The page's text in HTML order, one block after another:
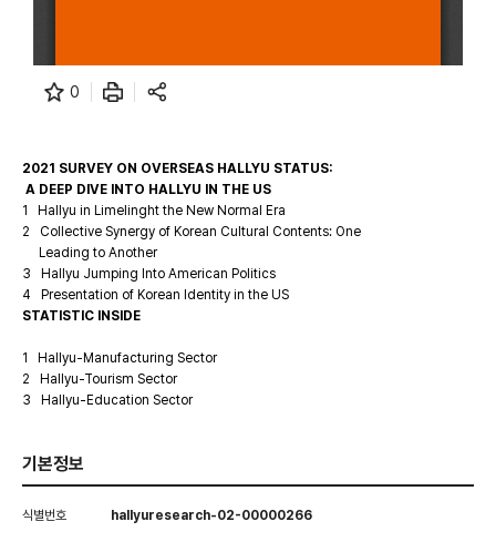
0
2021 SURVEY ON OVERSEAS HALLYU STATUS:
A DEEP DIVE INTO HALLYU IN THE US
1 Hallyu in Limelinght the New Normal Era
2 Collective Synergy of Korean Cultural Contents: One
Leading to Another
3 Hallyu Jumping Into American Politics
4 Presentation of Korean Identity in the US
STATISTIC INSIDE
1 Hallyu-Manufacturing Sector
2 Hallyu-Tourism Sector
3 Hallyu-Education Sector
기본정보
식별번호 hallyuresearch-02-00000266